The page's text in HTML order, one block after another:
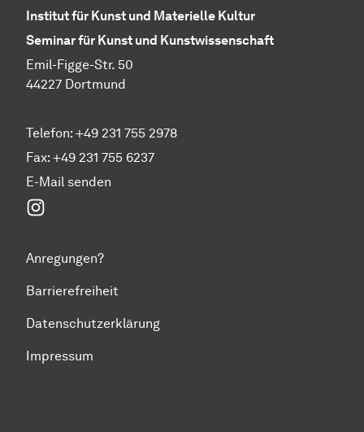
Institut für Kunst und Materielle Kultur
Seminar für Kunst und Kunstwissenschaft
Emil-Figge-Str. 50
44227 Dortmund
Telefon: +49 231 755 2978
Fax: +49 231 755 6237
E-Mail senden
Anregungen?
Barrierefreiheit
Datenschutzerklärung
Impressum